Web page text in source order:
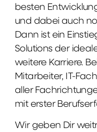
besten
und dabei auch
Dann ist ein
Solutions der
weitere Karriere.
Mitarbeiter, IT-
aller
mit erster
Wir geben Dir